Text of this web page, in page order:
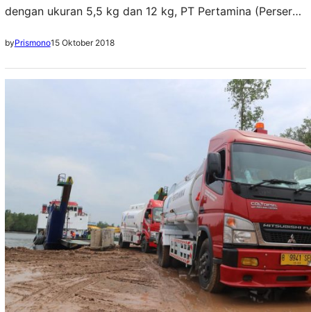
dengan ukuran 5,5 kg dan 12 kg, PT Pertamina (Persero)
kembali mengirim tabung LPG ke Kota Palu. Kali ini,
sejumlah 5.020 tabung LPG 3 kg dikirim menggunakan
kapal Landing Craft Tank (LCT) dari Pelabuhan Somber
byPrismono15 Oktober 2018